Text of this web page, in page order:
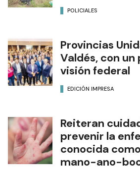
POLICIALES
Provincias
Valdés, con un
visión federal
EDICIÓN IMPRESA
Reiteran
prevenir la
conocida
mano-ano-